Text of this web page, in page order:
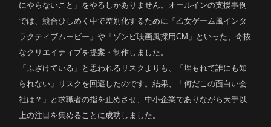
にやらないこと」をやるしかありません。オールインの支援事例
では、競合ひしめく中で差別化するために「乙女ゲーム風インタ
ラクティブムービー」や「ゾンビ映画風採用CM」といった、奇抜
なクリエイティブを提案・制作しました。
「ふざけている」と思われるリスクよりも、「埋もれて誰にも知
られない」リスクを回避したのです。結果、「何だこの面白い会
社は？」と求職者の指を止めさせ、中小企業でありながら大手以
上の注目を集めることに成功しました。